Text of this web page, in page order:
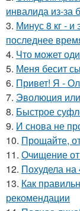
инвалида из-за
3. Минус 8 кг - и
последнее
4. Что может
5. Меня бесит
6. Привет! Я -
7. Эволюция
8. Быстрое
9. И снова не
10. Прощайте,
11. Очищение от
12. Похудела на
13. Как
рекомендации